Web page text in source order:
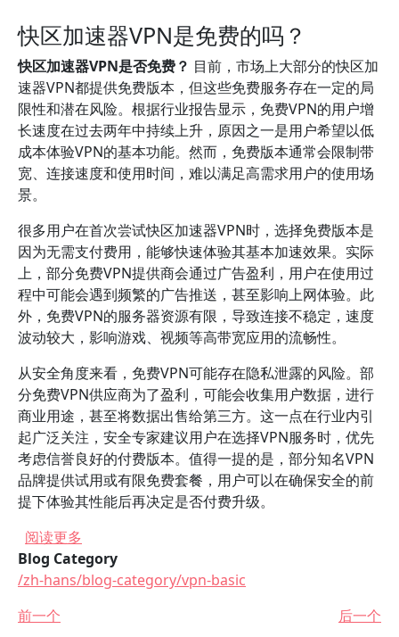
快区加速器VPN是免费的吗？
快区加速器VPN是否免费？ 目前，市场上大部分的快区加
速器VPN都提供免费版本，但这些免费服务存在一定的局
限性和潜在风险。根据行业报告显示，免费VPN的用户增
长速度在过去两年中持续上升，原因之一是用户希望以低
成本体验VPN的基本功能。然而，免费版本通常会限制带
宽、连接速度和使用时间，难以满足高需求用户的使用场
景。
很多用户在首次尝试快区加速器VPN时，选择免费版本是
因为无需支付费用，能够快速体验其基本加速效果。实际
上，部分免费VPN提供商会通过广告盈利，用户在使用过
程中可能会遇到频繁的广告推送，甚至影响上网体验。此
外，免费VPN的服务器资源有限，导致连接不稳定，速度
波动较大，影响游戏、视频等高带宽应用的流畅性。
从安全角度来看，免费VPN可能存在隐私泄露的风险。部
分免费VPN供应商为了盈利，可能会收集用户数据，进行
商业用途，甚至将数据出售给第三方。这一点在行业内引
起广泛关注，安全专家建议用户在选择VPN服务时，优先
考虑信誉良好的付费版本。值得一提的是，部分知名VPN
品牌提供试用或有限免费套餐，用户可以在确保安全的前
提下体验其性能后再决定是否付费升级。
阅读更多
Blog Category
/zh-hans/blog-category/vpn-basic
前一个
后一个